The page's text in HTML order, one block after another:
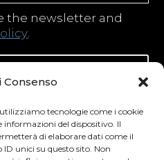
Consenso
tecnologie come i cookie
informazioni del dispositivo. Il
di elaborare dati come il
unici su questo sito. Non
the newsletter and
newsletter
responsabile.